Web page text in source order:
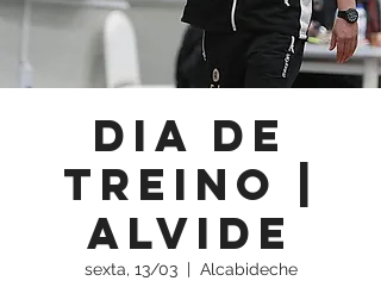
Dia de
Treino |
Alvide
sexta, 13/03
  |
Alcabideche